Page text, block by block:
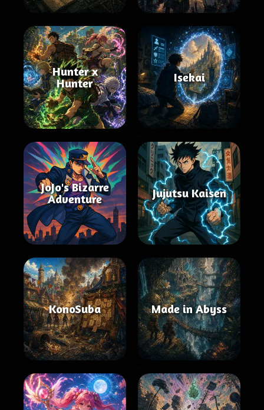
Hunter x
Hunter
Isekai
JoJo's Bizarre
Adventure
Jujutsu Kaisen
KonoSuba Made in Abyss